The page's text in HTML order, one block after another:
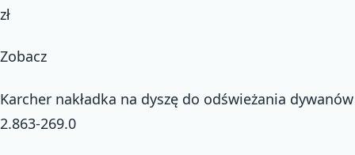
zł
Zobacz
Karcher nakładka na dyszę do odświeżania dywanów
2.863-269.0